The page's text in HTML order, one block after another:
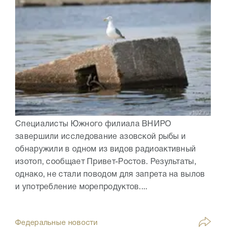
Специалисты Южного филиала ВНИРО
завершили исследование азовской рыбы и
обнаружили в одном из видов радиоактивный
изотоп, сообщает Привет-Ростов. Результаты,
однако, не стали поводом для запрета на вылов
и употребление морепродуктов....
Федеральные новости